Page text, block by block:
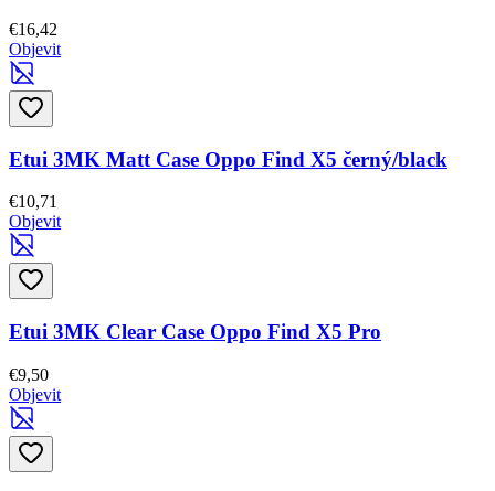
€16,42
Objevit
Etui 3MK Matt Case Oppo Find X5 černý/black
€10,71
Objevit
Etui 3MK Clear Case Oppo Find X5 Pro
€9,50
Objevit